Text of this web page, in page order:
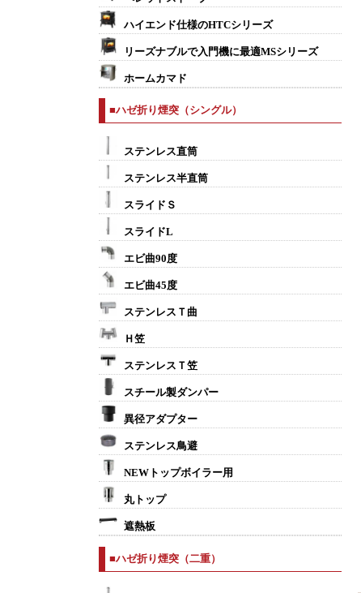
ハイエンド仕様のHTCシリーズ
リーズナブルで入門機に最適MSシリーズ
ホームカマド
■ハゼ折り煙突（シングル）
ステンレス直筒
ステンレス半直筒
スライドＳ
スライドL
エビ曲90度
エビ曲45度
ステンレスＴ曲
Ｈ笠
ステンレスＴ笠
スチール製ダンパー
異径アダプター
ステンレス鳥避
NEWトップボイラー用
丸トップ
遮熱板
■ハゼ折り煙突（二重）